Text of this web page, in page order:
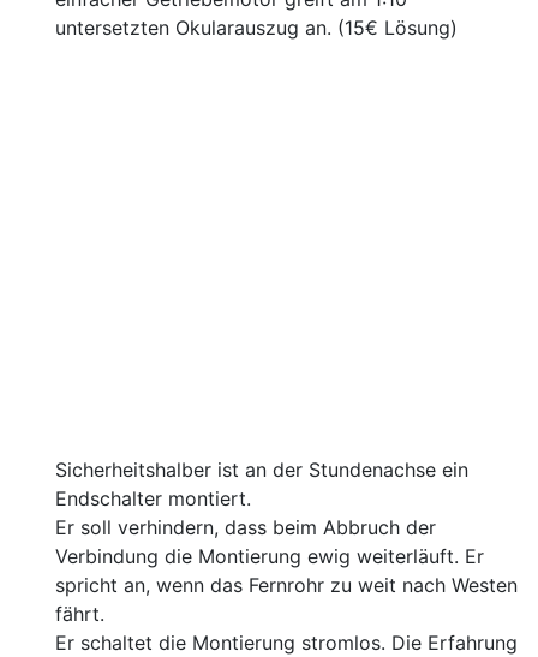
untersetzten Okularauszug an. (15€ Lösung)
Sicherheitshalber ist an der Stundenachse ein
Endschalter montiert.
Er soll verhindern, dass beim Abbruch der
Verbindung die Montierung ewig weiterläuft. Er
spricht an, wenn das Fernrohr zu weit nach Westen
fährt.
Er schaltet die Montierung stromlos. Die Erfahrung